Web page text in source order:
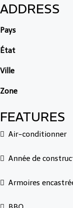
ADDRESS
Pays
État
Ville
Zone
FEATURES
Air-conditionner
Année de
Armoires